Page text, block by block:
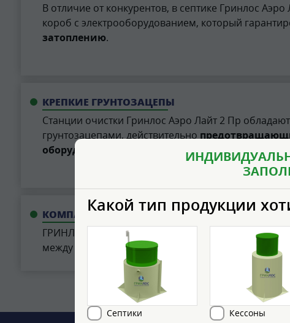
В отличие от конкурентов, в септике Гринлос
короб с электрооборудованием, который
затоплению.
КРЕПКИЕ ГРУНТОЗАЦЕПЫ
Станции очистки Гринлос Аэро Лайт 2 Пр
грунтозацепами, действительно
оборудования
на обводненных участках.
КОМПАКТНОСТЬ СЕПТИКА
ГРИНЛОС Аэро Лайт представляет собой единый
между диаметрами горловины и корпуса.
Какой тип продукции
Септики Кессоны